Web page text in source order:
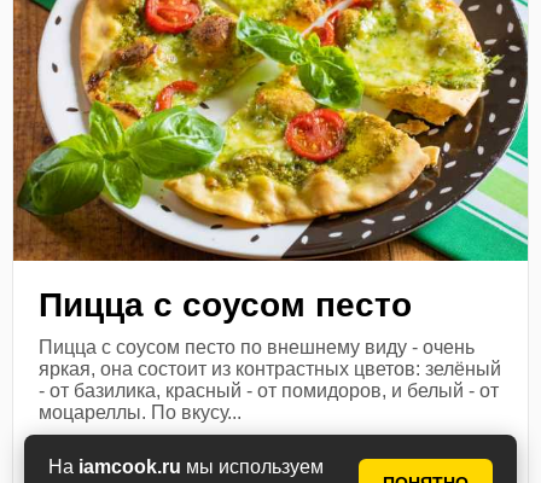
На iamcook.ru мы используем
Пицца с соусом песто
Пицца с соусом песто по внешнему виду - очень
яркая, она состоит из контрастных цветов: зелёный
- от базилика, красный - от помидоров, и белый - от
моцареллы. По вкусу...
Посмотреть рецепт